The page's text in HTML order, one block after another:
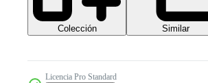
Colección Similar
Licencia Pro Standard